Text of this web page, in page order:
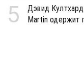
5
Дэвид
Martin одержит